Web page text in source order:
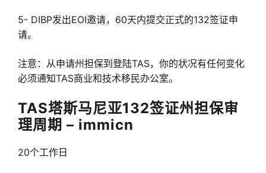
5- DIBP发出EOI邀请，60天内提交正式的132签证申
请。
注意：从申请州担保到登陆TAS，你的状况有任何变化
必须通知TAS商业和技术移民办公室。
TAS塔斯马尼亚132签证州担保审
理周期 – immicn
20个工作日